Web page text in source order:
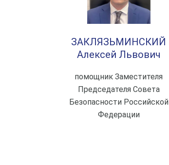
ЗАКЛЯЗЬМИНСКИЙ
Алексей Львович
помощник Заместителя
Председателя Совета
Безопасности Российской
Федерации